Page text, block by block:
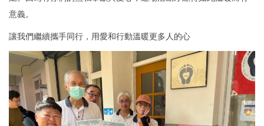
意義。
讓我們繼續攜手同行，用愛和行動溫暖更多人的心